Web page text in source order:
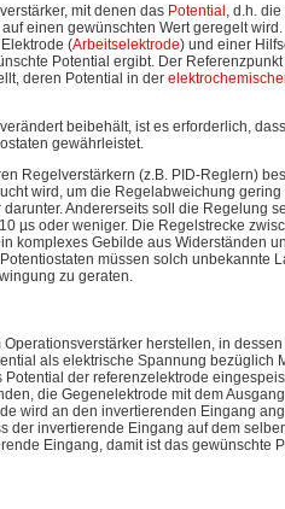
mit denen das Potential , d.h.
einen gewünschten Wert geregelt
(Arbeitselektrode) und einer
Potential ergibt. Der
deren Potential in der
beibehält, ist es erforderlich,
gewährleistet.
Regelverstärkern (z.B. PID-Reglern)
wird, um die Regelabweichung gering
Andererseits soll die Regelung
µs oder weniger. Die Regelstrecke
komplexes Gebilde aus Widerständen
müssen solch unbekannte
zu geraten.
herstellen, in
als elektrische Spannung bezüglich
der referenzelektrode
die Gegenelektrode mit dem
wird an den invertierenden Eingang
der invertierende Eingang auf dem
Eingang, damit ist das gewünschte